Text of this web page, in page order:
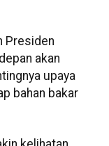
Presiden
akan
upaya
bahan bakar